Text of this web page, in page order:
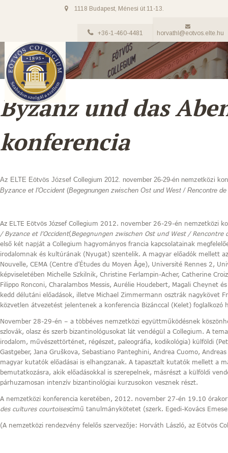
1118 Budapest, Ménesi út 11-13.
+36-1-460-4481 horvathl@eotvos.elte.hu
Byzanz und das
konferencia
Az ELTE Eötvös József Collegium 2012. november 26-29-én nemzetközi
Byzance et l'Occident (Begegnungen zwischen Ost und West / Rencontre
Az ELTE Eötvös József Collegium 2012. november 26-29-én nemzetközi
/ Byzance et l'Occident(Begegnungen zwischen Ost und West / Rencontre
első két napját a Collegium hagyományos francia kapcsolatainak
irodalomnak és kultúrának (Nyugat) szentelik. A magyar előadók mellett
Nouvelle, CEMA (Centre d’Études du Moyen Âge), Université Rennes 2,
képviseletében Michelle Szkilnik, Christine Ferlampin-Acher, Catherine
Filippo Ronconi, Charalambos Messis, Aurélie Houdebert, Magali Cheynet
kedd délutáni előadások, illetve Michael Zimmermann osztrák nagykövet
közvetlen átvezetést jelentenek a konferencia Bizánccal (Kelet) foglalkozó
November 28-29-én – a többéves nemzetközi együttműködésnek
szlovák, olasz és szerb bizantinológusokat lát vendégül a Collegium. A
irodalom, művészettörténet, régészet, paleográfia, kodikológia) külföldi
Gastgeber, Jana Gruškova, Sebastiano Panteghini, Andrea Cuomo,
magyar kutatók előadásai is elhangzanak. A tapasztalt kutatók mellett a
bemutatkozásra, akik előadásokkal is szerepelnek, másrészt a külföldi
párhuzamosan intenzív bizantinológiai kurzusokon vesznek részt.
A nemzetközi konferencia keretében, 2012. november 27-én 19.10
des cultures courtoisescímű tanulmánykötetet (szerk. Egedi-Kovács
(A nemzetközi rendezvény felelős szervezője: Horváth László, az Eötvös